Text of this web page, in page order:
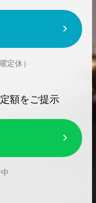
定休）
額をご提示